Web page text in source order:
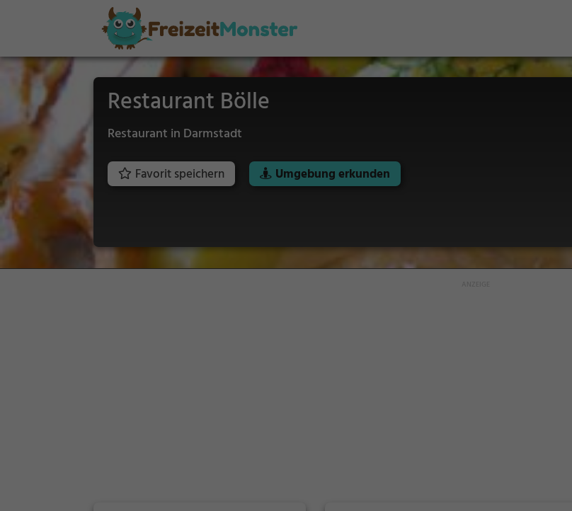
Restaurant Bölle
Restaurant in Darmstadt
Favorit speichern Umgebung erkunden